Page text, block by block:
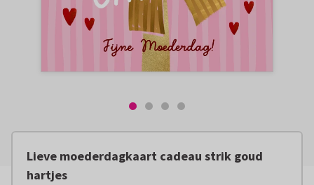
Lieve moederdagkaart cadeau strik goud
hartjes